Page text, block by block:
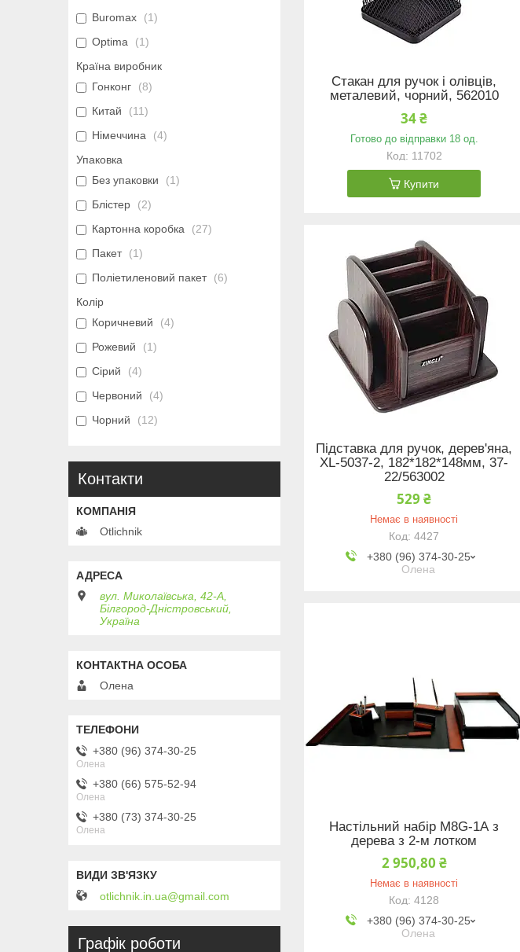
Стакан для ручок і олівців,
металевий, чорний, 562010
34 ₴
Готово до відправки 18 од.
11702
Купити
Підставка для ручок, дерев'яна,
XL-5037-2, 182*182*148мм, 37-
22/563002
529 ₴
Немає в наявності
4427
+380 (96) 374-30-25
Олена
Настільний набір М8G-1А з
дерева з 2-м лотком
2 950,80 ₴
Немає в наявності
4128
+380 (96) 374-30-25
Олена
Buromax
1
Optima
1
Країна виробник
Гонконг
8
Китай
11
Німеччина
4
Упаковка
Без упаковки
1
Блістер
2
Картонна коробка
27
Пакет
1
Поліетиленовий пакет
6
Колір
Коричневий
4
Рожевий
1
Сірий
4
Червоний
4
Чорний
12
Контакти
Otlichnik
вул. Миколаївська, 42-А,
Білгород-Дністровський,
Україна
Олена
+380 (96) 374-30-25
Олена
+380 (66) 575-52-94
Олена
+380 (73) 374-30-25
Олена
otlichnik.in.ua@gmail.com
Графік роботи